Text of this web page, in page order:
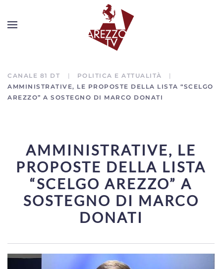
CANALE 81 DT
POLITICA E ATTUALITÀ
AMMINISTRATIVE, LE PROPOSTE DELLA LISTA “SCELGO
AREZZO” A SOSTEGNO DI MARCO DONATI
AMMINISTRATIVE, LE
PROPOSTE DELLA LISTA
“SCELGO AREZZO” A
SOSTEGNO DI MARCO
DONATI